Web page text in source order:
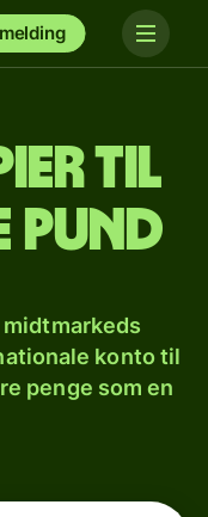
til
pund
midtmarkeds
konto til
penge som en